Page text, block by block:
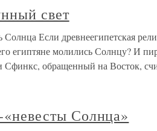
свет
Если древнеегипетская
египтяне молились Солнцу? И
обращенный на Восток,
Солнца»